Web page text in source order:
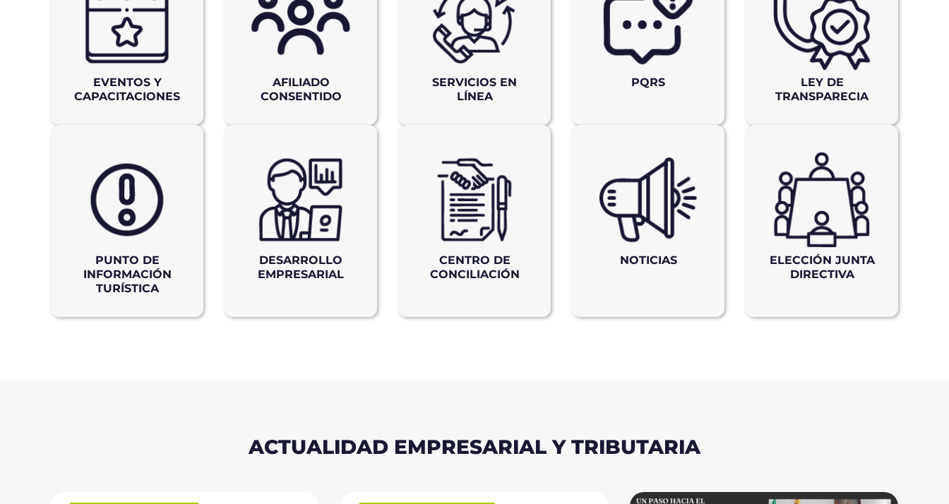
EVENTOS Y
CAPACITACIONES
AFILIADO
CONSENTIDO
SERVICIOS EN
LÍNEA
PQRS
LEY DE
TRANSPARECIA
PUNTO DE
INFORMACIÓN
TURÍSTICA
DESARROLLO
EMPRESARIAL
CENTRO DE
CONCILIACIÓN
NOTICIAS
ELECCIÓN JUNTA
DIRECTIVA
ACTUALIDAD EMPRESARIAL Y TRIBUTARIA